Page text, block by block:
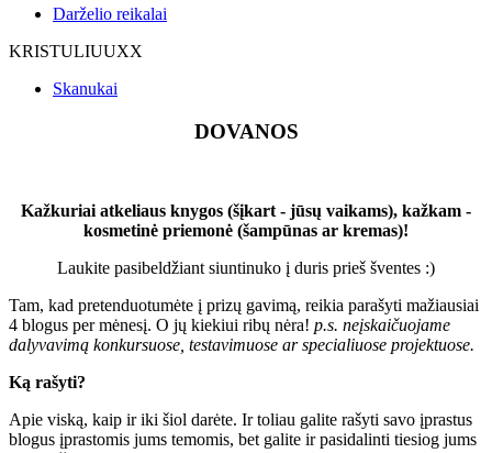
Darželio reikalai
KRISTULIUUXX
Skanukai
DOVANOS
Kažkuriai atkeliaus knygos (šįkart - jūsų vaikams), kažkam -
kosmetinė priemonė (šampūnas ar kremas)!
Laukite pasibeldžiant siuntinuko į duris prieš šventes :)
Tam, kad pretenduotumėte į prizų gavimą, reikia parašyti mažiausiai
4 blogus per mėnesį. O jų kiekiui ribų nėra! p.s. neįskaičuojame
dalyvavimą konkursuose, testavimuose ar specialiuose projektuose.
Ką rašyti?
Apie viską, kaip ir iki šiol darėte. Ir toliau galite rašyti savo įprastus
blogus įprastomis jums temomis, bet galite ir pasidalinti tiesiog jums